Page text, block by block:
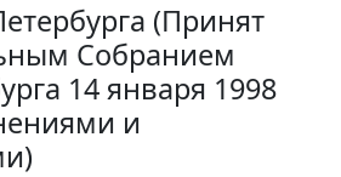
(Принят
Собранием
14 января 1998
и